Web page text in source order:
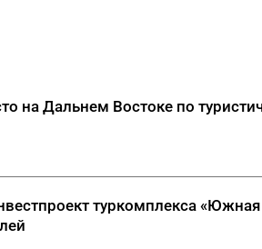
на Дальнем Востоке по
туркомплекса